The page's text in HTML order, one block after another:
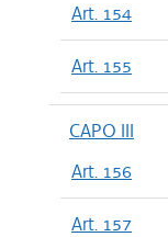
Art. 154
Art. 155
CAPO III
Art. 156
Art. 157